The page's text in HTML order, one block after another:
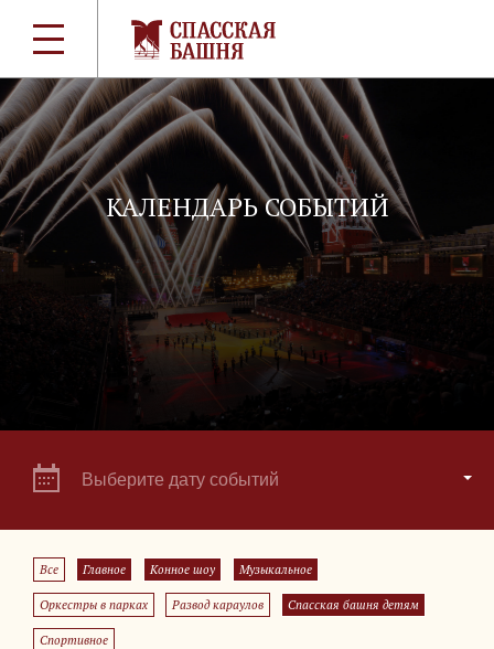
КАЛЕНДАРЬ СОБЫТИЙ
Выберите дату событий
Все Главное Конное шоу Музыкальное
Оркестры в парках Развод караулов Спасская башня детям
Спортивное